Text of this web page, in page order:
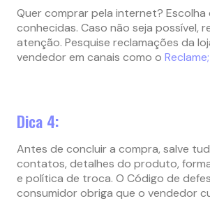
Quer comprar pela internet? Escolha
conhecidas. Caso não seja possível,
atenção. Pesquise reclamações da
vendedor em canais como o Reclame;
Dica 4:
Antes de concluir a compra, salve
contatos, detalhes do produto,
e política de troca. O Código de
consumidor obriga que o vendedor